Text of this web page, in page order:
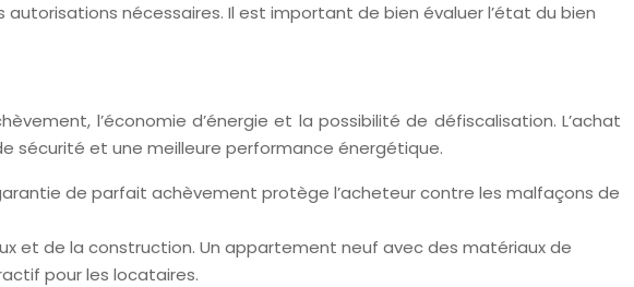
nécessaires. Il est important de bien évaluer l’état du bien
l’économie d’énergie et la possibilité de défiscalisation. L’achat
sécurité et une meilleure performance énergétique.
de parfait achèvement protège l’acheteur contre les malfaçons de
et de la construction. Un appartement neuf avec des matériaux de
pour les locataires.